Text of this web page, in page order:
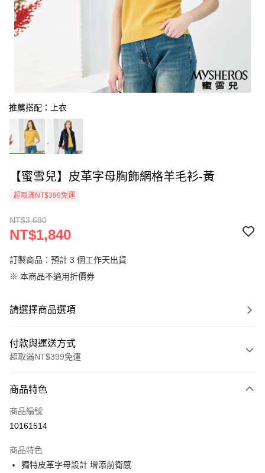
推薦搭配：上衣
【蜜雪兒】皮革字母胸飾網格羊毛衫-黃
超取滿NT$399免運
NT$3,680
NT$1,840
訂製商品：預計 3 個工作天出貨
※ 本商品不適用折價券
請選擇商品選項
付款與運送方式
超取滿NT$399免運
信用卡一次付款
信用卡分期付款
合作金庫商業銀行
華南商業銀行
LINE Pay
商品特色
商品編號
10161514
商品特色
獨特皮革字母設計 增添前衛感